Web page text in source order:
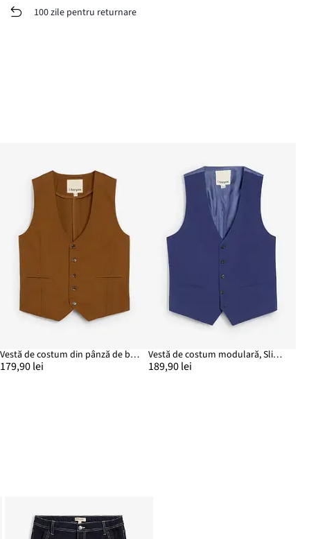
100 zile pentru returnare
Vestă de costum din pânză de bumbac
179,90 lei
Vestă de costum modulară, Slim Fit
189,90 lei